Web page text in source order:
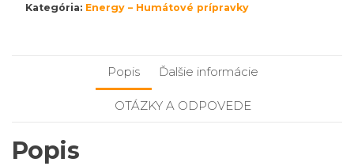
Kategória: Energy – Humátové prípravky
Popis Ďalšie informácie
OTÁZKY A ODPOVEDE
Popis